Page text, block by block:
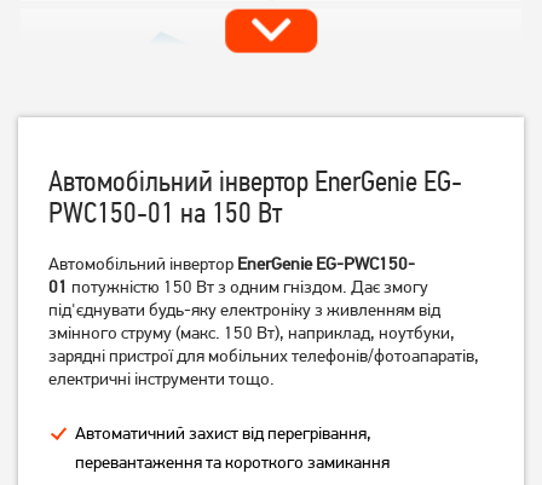
Інвертор Carspa СPS1000-
122 1000Вт
12 849грн
10 279грн
Інвертор EnerGenie EG-
PWC-PS500-01 500 Вт
4 719грн
3 769грн
Автомобільний інвертор EnerGenie EG-
PWC150-01 на 150 Вт
Автомобільний інвертор EnerGenie EG-PWC150-
01 потужністю 150 Вт з одним гніздом. Дає змогу
під'єднувати будь-яку електроніку з живленням від
змінного струму (макс. 150 Вт), наприклад, ноутбуки,
зарядні пристрої для мобільних телефонів/фотоапаратів,
електричні інструменти тощо.
Автоматичний захист від перегрівання,
перевантаження та короткого замикання